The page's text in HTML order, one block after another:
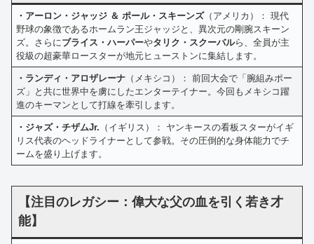
・アーロン・ジャッジ ＆ ポール・スキーンズ（アメリカ）： 現代
野球の象徴であるホームラン王ジャッジと、異次元の剛腕スキーン
ズ。さらにブライス・ハーパーやタリク・スクーバルら、全員が主
役級の超豪華ロースターが地元ヒューストンに集結します。
・ランディ・アロザレーナ （メキシコ）： 前回大会で「腕組みポー
ズ」と共に世界中を虜にしたエンターテイナー。今回もメキシコ躍
進のキーマンとして打線を牽引します。
・ジャズ・チザムJr. （イギリス）： ヤンキースの看板スターがイギ
リス代表のヘッドライナーとして参戦。その圧倒的な身体能力でチ
ームを盛り上げます。
【注目のレガシー：偉大な父の血を引く若き才
能】